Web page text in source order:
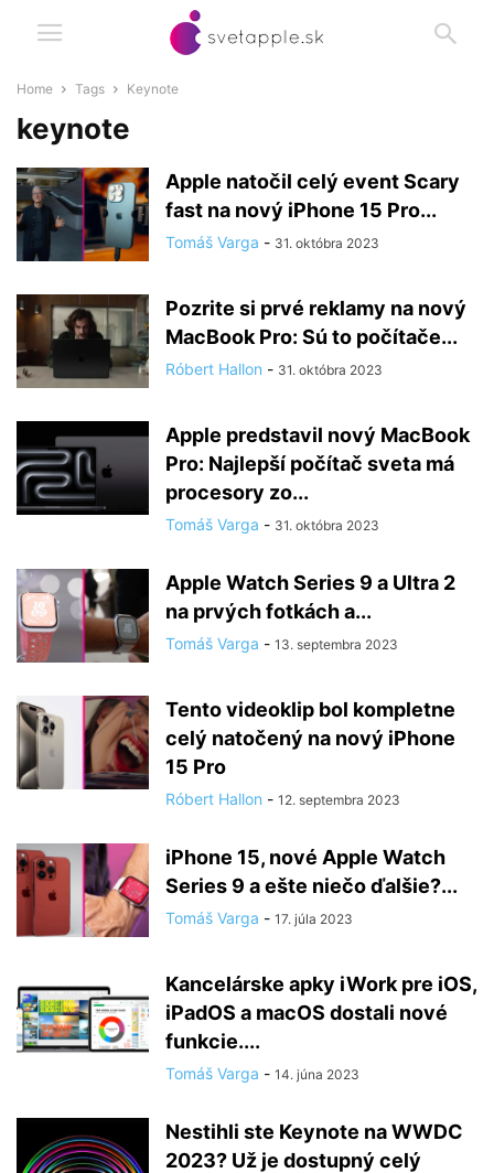
Home Tags Keynote
keynote
Apple natočil celý event Scary
fast na nový iPhone 15 Pro...
Tomáš Varga - 31. októbra 2023
Pozrite si prvé reklamy na nový
MacBook Pro: Sú to počítače...
Róbert Hallon - 31. októbra 2023
Apple predstavil nový MacBook
Pro: Najlepší počítač sveta má
procesory zo...
Tomáš Varga - 31. októbra 2023
Apple Watch Series 9 a Ultra 2
na prvých fotkách a...
Tomáš Varga - 13. septembra 2023
Tento videoklip bol kompletne
celý natočený na nový iPhone
15 Pro
Róbert Hallon - 12. septembra 2023
iPhone 15, nové Apple Watch
Series 9 a ešte niečo ďalšie?...
Tomáš Varga - 17. júla 2023
Kancelárske apky iWork pre iOS,
iPadOS a macOS dostali nové
funkcie....
Tomáš Varga - 14. júna 2023
Nestihli ste Keynote na WWDC
2023? Už je dostupný celý